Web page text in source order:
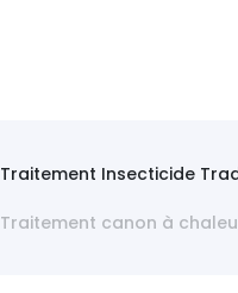
Traitement Insecticide
Traitement canon à